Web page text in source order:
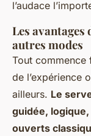
l’audace
Les
autres modes
Tout commence
de l’expérience
ailleurs. Le
guidée,
ouverts